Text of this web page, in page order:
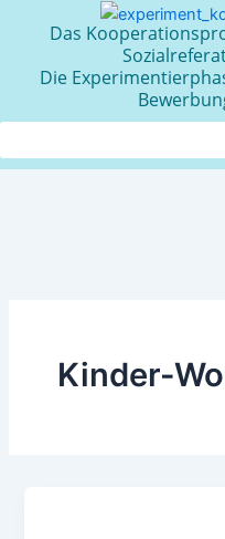
Das
Die
Kinder-